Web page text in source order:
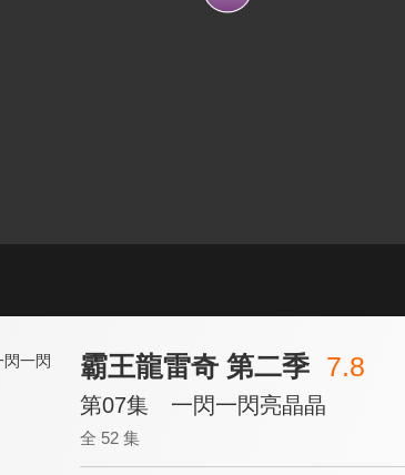
霸王龍雷奇 第二季 7.8
第07集 一閃一閃亮晶晶
全 52 集